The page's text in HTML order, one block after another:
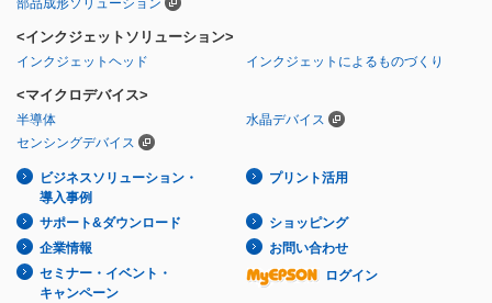
部品成形ソリューション
<インクジェットソリューション>
インクジェットヘッド インクジェットによるものづくり
<マイクロデバイス>
半導体
水晶デバイス
センシングデバイス
ビジネスソリューション・
導入事例
プリント活用
サポート&ダウンロード
ショッピング
企業情報
お問い合わせ
セミナー・イベント・
キャンペーン
ログイン